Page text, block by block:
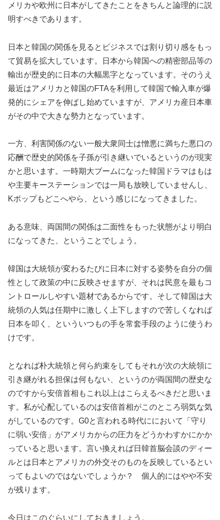
メリカや欧州に日本がしてきたことをきちんと論理的に説
明すべきであります。
日本と韓国の関係を見るとビジネスでは割り切り感をもっ
て貿易を拡大しています。日本から韓国への精密部品等の
輸出が歴史的に日本の大幅黒字となっています。そのうえ
最近はアメリカと韓国のFTAを利用して韓国で輸入車が爆
発的にシェアを伸ばし始めていますが、アメリカ産日本車
がその中で大きな勢力となっています。
一方、利害関係のない一般大衆同士は憎悪に満ちた悪口の
応酬で歴史的関係を子孫が引き継いでいるというのが現実
かと思います。一時期大ブームになった韓国ドラマはもは
や主要キーステーションでは一局も放映していませんし、
Kポップもどこへやら、という感じになってきました。
ある意味、両国間の関係は二面性をもった状態がより明白
になってきた、ということでしょう。
韓国は大統領が変わるたびに日本に対する姿勢を自分の個
性として政策の中に反映させますが、それは民意を最もコ
ントロールしやすい題材であるからです。そして韓国は大
統領の人気は任期中に激しく上下しますので苦しくなれば
日本を叩く、といういつもの手を常套手段のように使うわ
けです。
となれば朴大統領と何ら約束をしてもそれが次の大統領に
引き継がれる担保は何もない、というのが両国間の歴史な
のですから安倍首相もこれ以上はこらえるべきだと思いま
す。私が心配しているのは安倍首相がこのところ弱気な気
がしているのです。G0と言われる時代ににおいて「守り
に弱い安倍」がアメリカからの圧力をどうかわすかにかか
っていると思います。言い換えれば日韓首脳会談のディー
ルとは日本とアメリカの外交そのものを反映しているとい
ってもよいのではないでしょうか？ 個人的にはやや不安
が残ります。
今日はこのぐらいにしておきましょう。